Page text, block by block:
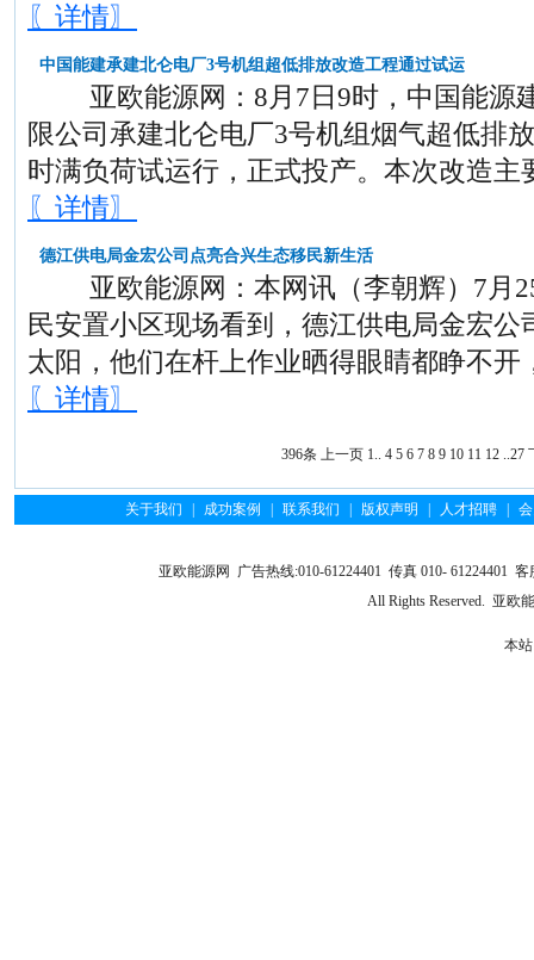
〖详情〗
中国能建承建北仑电厂3号机组超低排放改造工程通过试运
亚欧能源网：8月7日9时，中国能源
限公司承建北仑电厂3号机组烟气超低排
时满负荷试运行，正式投产。本次改造主
〖详情〗
德江供电局金宏公司点亮合兴生态移民新生活
亚欧能源网：本网讯（李朝辉）7月
民安置小区现场看到，德江供电局金宏
太阳，他们在杆上作业晒得眼睛都睁不开
〖详情〗
396条 上一页 1..4 5 6 7 8 9 10 11 12 ..27
关于我们 成功案例 联系我们 版权声明 人才招聘
亚欧能源网 广告热线:010-61224401 传真 010- 61224401
All Rights Reserved. 亚欧
本